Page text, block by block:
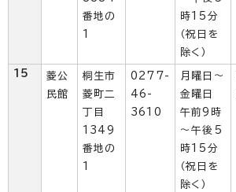
番地の
1
時15分
（祝日を
除く）
15
菱公
民館
桐生市
菱町二
丁目
1349
番地の
1
0277-
46-
3610
月曜日～
金曜日
午前9時
～午後5
時15分
（祝日を
除く）